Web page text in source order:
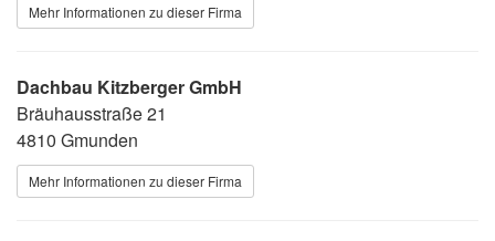
Mehr Informationen zu dieser Firma
Dachbau Kitzberger GmbH
Bräuhausstraße 21
4810 Gmunden
Mehr Informationen zu dieser Firma